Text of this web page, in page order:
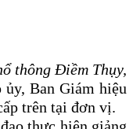
thông Điềm Thụy,
Ban Giám hiệu
trên tại đơn vị.